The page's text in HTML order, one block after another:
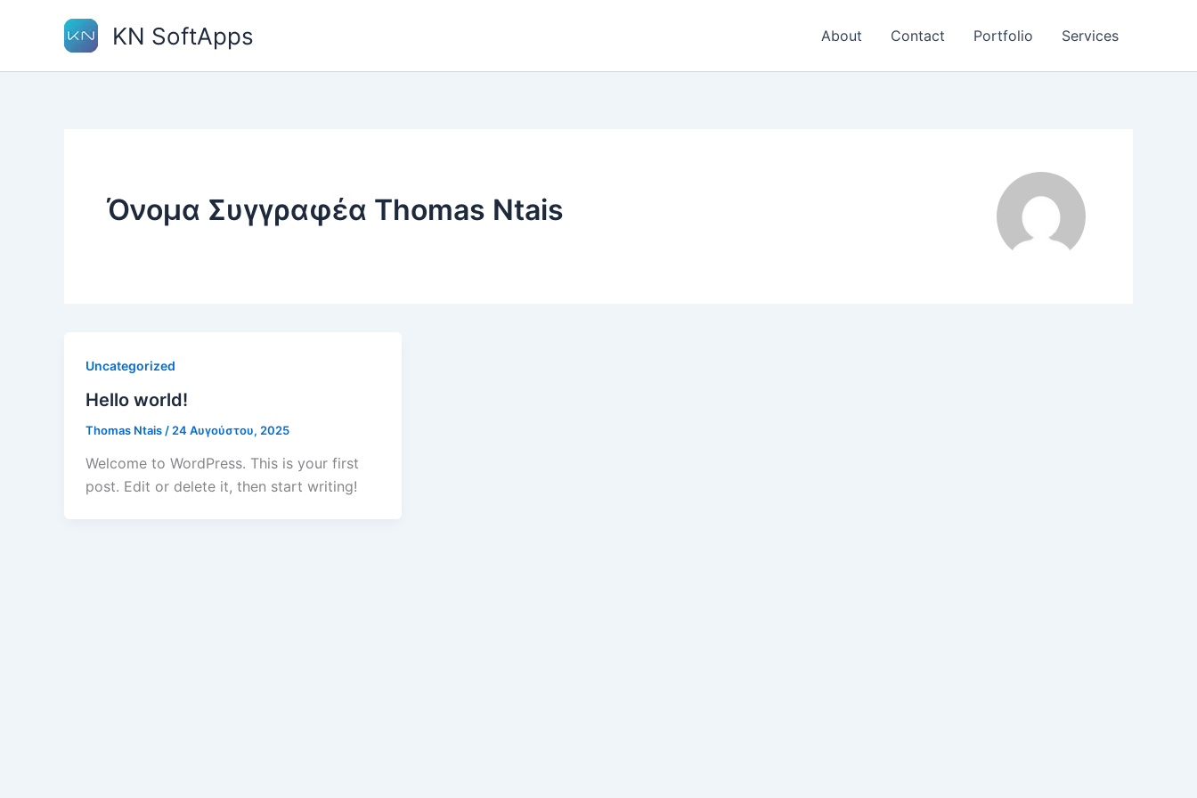
περιεχόμενο
KN SoftApps About Contact Portfolio Services
Όνομα Συγγραφέα Thomas Ntais
Uncategorized
Hello world!
Thomas Ntais / 24 Αυγούστου, 2025
Welcome to WordPress. This is your first
post. Edit or delete it, then start writing!